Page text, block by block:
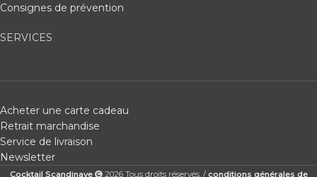
Consignes de prévention
SERVICES
Acheter une carte cadeau
Retrait marchandise
Service de livraison
Newsletter
Cocktail Scandinave 2026 Tous droits réservés. / conditions générales de